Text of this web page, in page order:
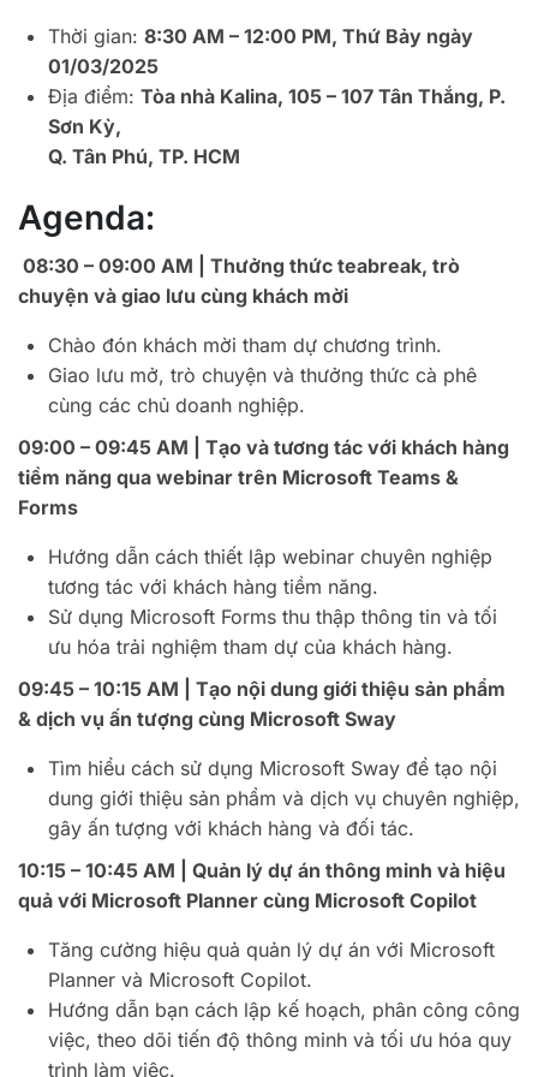
Thời gian: 8:30 AM – 12:00 PM, Thứ Bảy ngày
01/03/2025
Địa điểm: Tòa nhà Kalina, 105 – 107 Tân Thắng, P.
Sơn Kỳ,
Q. Tân Phú, TP. HCM
Agenda:
08:30 – 09:00 AM | Thưởng thức teabreak, trò
chuyện và giao lưu cùng khách mời
Chào đón khách mời tham dự chương trình.
Giao lưu mở, trò chuyện và thưởng thức cà phê
cùng các chủ doanh nghiệp.
09:00 – 09:45 AM | Tạo và tương tác với khách hàng
tiềm năng qua webinar trên Microsoft Teams &
Forms
Hướng dẫn cách thiết lập webinar chuyên nghiệp
tương tác với khách hàng tiềm năng.
Sử dụng Microsoft Forms thu thập thông tin và tối
ưu hóa trải nghiệm tham dự của khách hàng.
09:45 – 10:15 AM | Tạo nội dung giới thiệu sản phẩm
& dịch vụ ấn tượng cùng Microsoft Sway
Tìm hiểu cách sử dụng Microsoft Sway để tạo nội
dung giới thiệu sản phẩm và dịch vụ chuyên nghiệp,
gây ấn tượng với khách hàng và đối tác.
10:15 – 10:45 AM | Quản lý dự án thông minh và hiệu
quả với Microsoft Planner cùng Microsoft Copilot
Tăng cường hiệu quả quản lý dự án với Microsoft
Planner và Microsoft Copilot.
Hướng dẫn bạn cách lập kế hoạch, phân công công
việc, theo dõi tiến độ thông minh và tối ưu hóa quy
trình làm việc.